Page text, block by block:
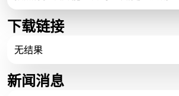
下载链接
无结果
新闻消息